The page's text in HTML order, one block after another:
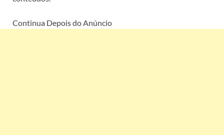
Continua Depois do Anúncio